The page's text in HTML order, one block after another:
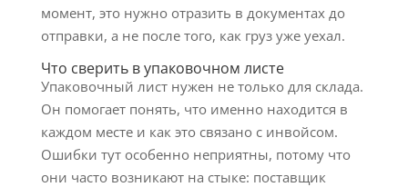
момент, это нужно отразить в документах до
отправки, а не после того, как груз уже уехал.
Что сверить в упаковочном листе
Упаковочный лист нужен не только для склада.
Он помогает понять, что именно находится в
каждом месте и как это связано с инвойсом.
Ошибки тут особенно неприятны, потому что
они часто возникают на стыке: поставщик